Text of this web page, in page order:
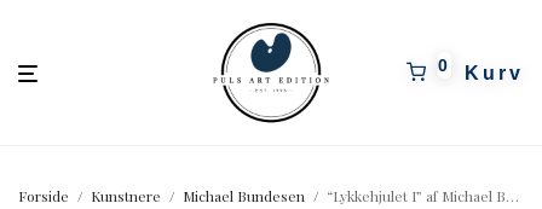
0
Forside / Kunstnere / Michael Bundesen / “Lykkehjulet I” af Michael Bundesen